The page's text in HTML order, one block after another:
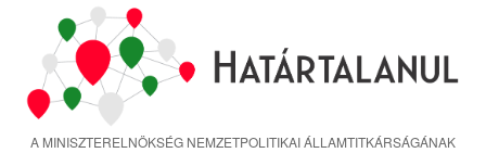
tartalomra
A MINISZTERELNÖKSÉG NEMZETPOLITIKAI ÁLLAMTITKÁRSÁGÁNAK